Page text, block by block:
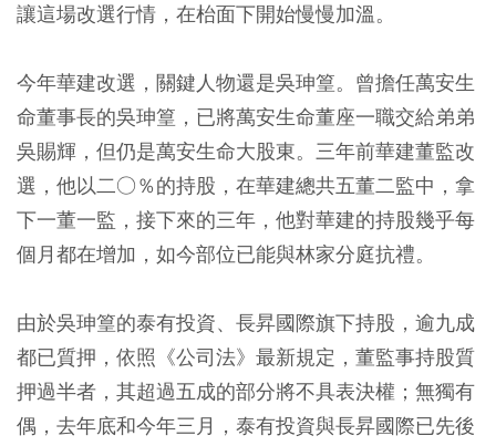
讓這場改選行情，在枱面下開始慢慢加溫。
今年華建改選，關鍵人物還是吳珅篁。曾擔任萬安生
命董事長的吳珅篁，已將萬安生命董座一職交給弟弟
吳賜輝，但仍是萬安生命大股東。三年前華建董監改
選，他以二○％的持股，在華建總共五董二監中，拿
下一董一監，接下來的三年，他對華建的持股幾乎每
個月都在增加，如今部位已能與林家分庭抗禮。
由於吳珅篁的泰有投資、長昇國際旗下持股，逾九成
都已質押，依照《公司法》最新規定，董監事持股質
押過半者，其超過五成的部分將不具表決權；無獨有
偶，去年底和今年三月，泰有投資與長昇國際已先後